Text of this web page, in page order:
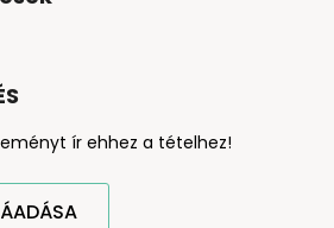
ír ehhez a tételhez!